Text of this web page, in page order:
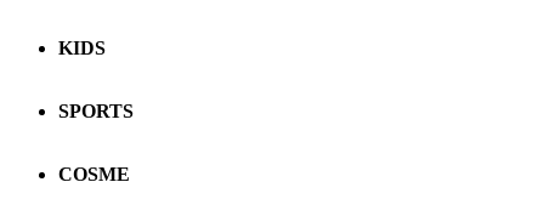
KIDS
SPORTS
COSME